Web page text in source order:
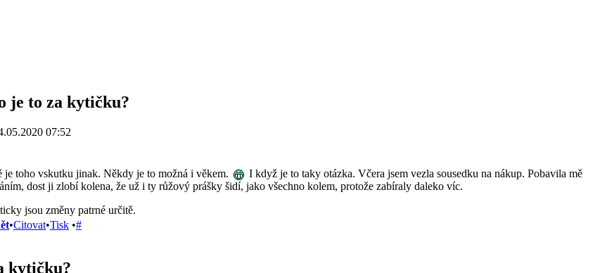
je to za kytičku?
07:52
je toho vskutku jinak. Někdy je to možná i věkem.
I když je to taky otázka. Včera jsem vezla sousedku na nákup. Pobavila mě
dost ji zlobí kolena, že už i ty růžový prášky šidí, jako všechno kolem, protože zabíraly daleko víc.
jsou změny patrné určitě.
•Citovat•Tisk •#
kytičku?